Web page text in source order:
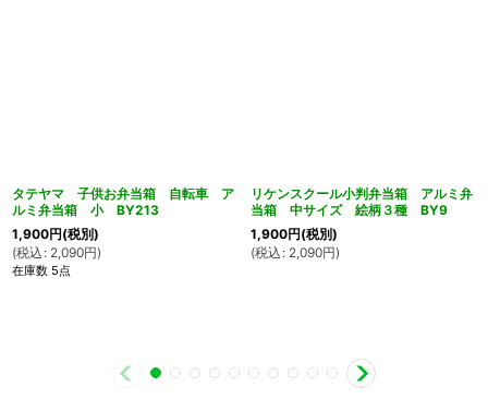
タテヤマ 子供お弁当箱 自転車 ア
ルミ弁当箱 小 BY213
1,900円(税別)
(税込 : 2,090円)
在庫数 5点
リケンスクール小判弁当箱 アルミ弁
当箱 中サイズ 絵柄３種 BY9
1,900円(税別)
(税込 : 2,090円)